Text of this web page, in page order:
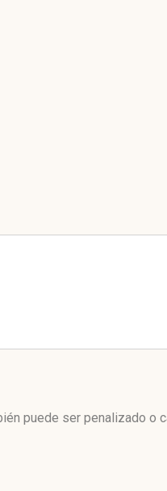
puede ser penalizado o